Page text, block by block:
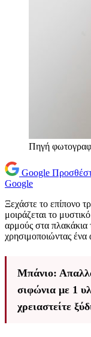
Πηγή
Google
Google
Ξεχάστε το επίπονο
μοιράζεται το
αρμούς στα πλακάκια
χρησιμοποιώντας
Μπάνιο:
σιφώνια με 1
χρειαστείτε